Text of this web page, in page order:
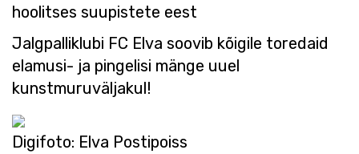
hoolitses suupistete eest
Jalgpalliklubi FC Elva soovib kõigile toredaid
elamusi- ja pingelisi mänge uuel
kunstmuruväljakul!
Digifoto: Elva Postipoiss